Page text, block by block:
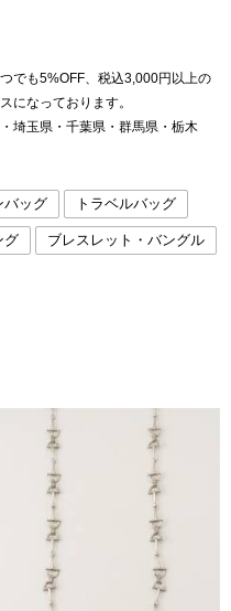
でも5%OFF、税込3,000円以上の
になっております。
埼玉県・千葉県・群馬県・栃木
バッグ トラベルバッグ
グ ブレスレット・バングル